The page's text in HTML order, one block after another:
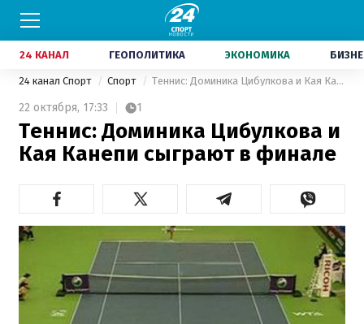
24 КАНАЛ ГЕОПОЛИТИКА ЭКОНОМИКА
24 канал Спорт Спорт Теннис: Доминика Цибулкова и Кая Канепи сыграют в финале
22 октября, 17:33 1
Теннис: Доминика Цибулкова и
Кая Канепи сыграют в финале